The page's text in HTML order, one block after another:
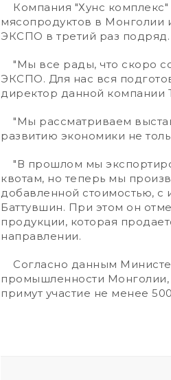
Компания "Хунс комплекс"
мясопродуктов в Монголии
ЭКСПО в третий раз подряд.
"Мы все рады, что скоро
ЭКСПО. Для нас вся
директор данной компании
"Мы рассматриваем
развитию экономики не
"В прошлом мы
квотам, но теперь мы
добавленной стоимостью, с
Баттувшин. При этом он
продукции, которая
направлении.
Согласно данным
промышленности
примут участие не менее